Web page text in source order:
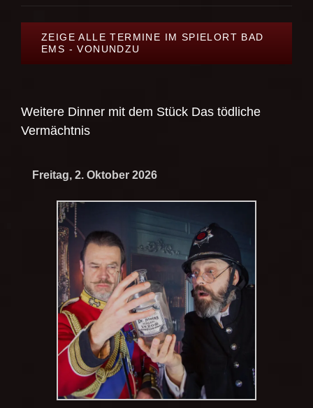
ZEIGE ALLE TERMINE IM SPIELORT BAD
EMS - VONUNDZU
Weitere Dinner mit dem Stück Das tödliche
Vermächtnis
Freitag, 2. Oktober 2026